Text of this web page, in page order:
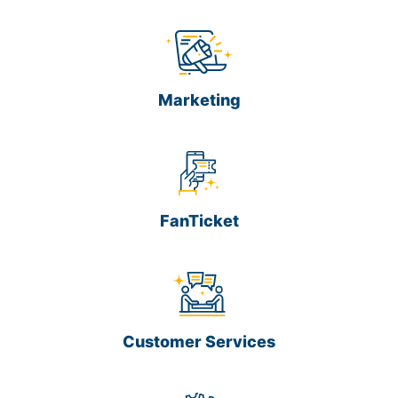
Marketing
FanTicket
Customer Services